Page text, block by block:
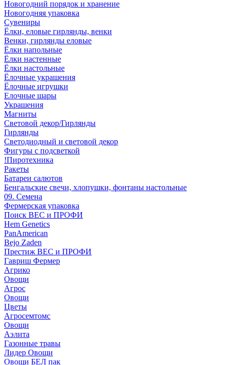
Новогодний порядок и хранение
Новогодняя упаковка
Сувениры
Ёлки, еловые гирлянды, венки
Венки, гирлянды еловые
Ёлки напольные
Ёлки настенные
Ёлки настольные
Ёлочные украшения
Ёлочные игрушки
Елочные шары
Украшения
Магниты
Световой декор/Гирлянды
Гирлянды
Светодиодный и световой декор
Фигуры с подсветкой
!Пиротехника
Ракеты
Батареи салютов
Бенгальские свечи, хлопушки, фонтаны настольные
09. Семена
Фермерская упаковка
Поиск ВЕС и ПРОФИ
Hem Genetics
PanAmerican
Bejo Zaden
Престиж ВЕС и ПРОФИ
Гавриш Фермер
Агрико
Овощи
Агрос
Овощи
Цветы
Агросемтомс
Овощи
Аэлита
Газонные травы
Лидер Овощи
Овощи БЕЛ пак